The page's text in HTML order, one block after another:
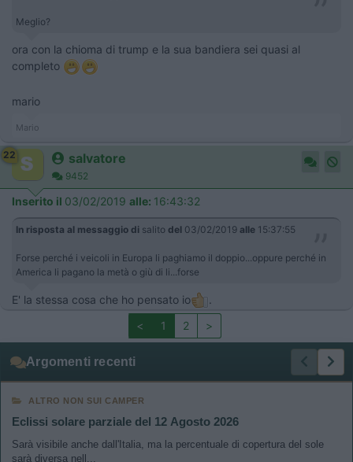
Meglio?
ora con la chioma di trump e la sua bandiera sei quasi al
completo
mario
Mario
22 salvatore
9452
Inserito il 03/02/2019 alle: 16:43:32
In risposta al messaggio di salito del 03/02/2019 alle 15:37:55
Forse perché i veicoli in Europa li paghiamo il doppio...oppure perché in
America li pagano la metà o giù di li...forse
E' la stessa cosa che ho pensato io
.
<
1 2 >
Argomenti recenti
ALTRO NON SUI CAMPER
Eclissi solare parziale del 12 Agosto 2026
Sarà visibile anche dall'Italia, ma la percentuale di copertura del sole
sarà diversa nell...